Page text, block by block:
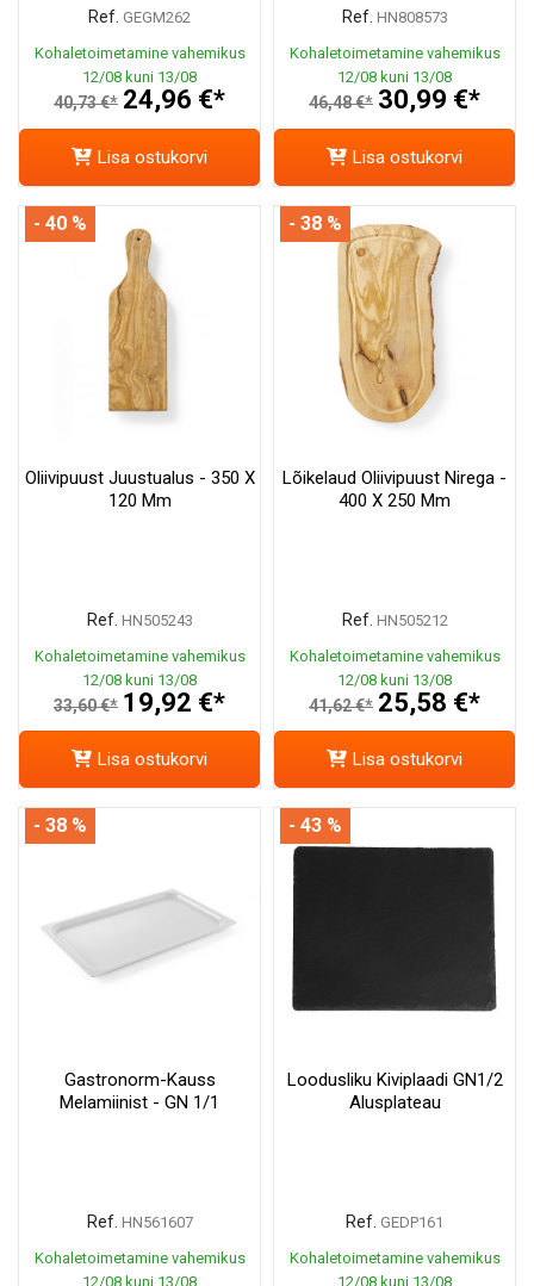
Ref. GEGM262
Kohaletoimetamine vahemikus
12/08 kuni 13/08
40,73 €* 24,96 €*
Lisa ostukorvi
Ref. HN808573
Kohaletoimetamine vahemikus
12/08 kuni 13/08
46,48 €* 30,99 €*
Lisa ostukorvi
Oliivipuust Juustualus - 350 X
120 Mm
Ref. HN505243
Kohaletoimetamine vahemikus
12/08 kuni 13/08
33,60 €* 19,92 €*
- 40 %
Lisa ostukorvi
Lõikelaud Oliivipuust Nirega -
400 X 250 Mm
Ref. HN505212
Kohaletoimetamine vahemikus
12/08 kuni 13/08
41,62 €* 25,58 €*
- 38 %
Lisa ostukorvi
Gastronorm-Kauss
Melamiinist - GN 1/1
Ref. HN561607
Kohaletoimetamine vahemikus
12/08 kuni 13/08
- 38 %
Loodusliku Kiviplaadi GN1/2
Alusplateau
Ref. GEDP161
Kohaletoimetamine vahemikus
12/08 kuni 13/08
- 43 %